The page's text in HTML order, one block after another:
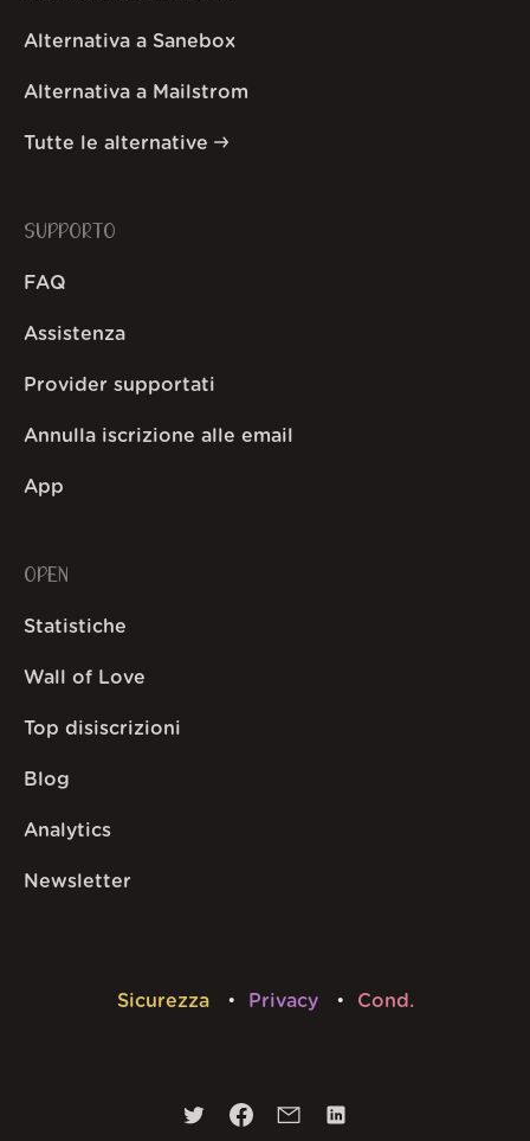
Alternativa a Sanebox
Alternativa a Mailstrom
Tutte le alternative
SUPPORTO
FAQ
Assistenza
Provider supportati
Annulla iscrizione alle email
App
OPEN
Statistiche
Wall of Love
Top disiscrizioni
Blog
Analytics
Newsletter
Sicurezza Privacy Cond.